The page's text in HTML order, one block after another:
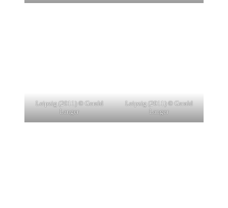
Leipzig (2011) © Gerald
Langer
Leipzig (2011) © Gerald
Langer